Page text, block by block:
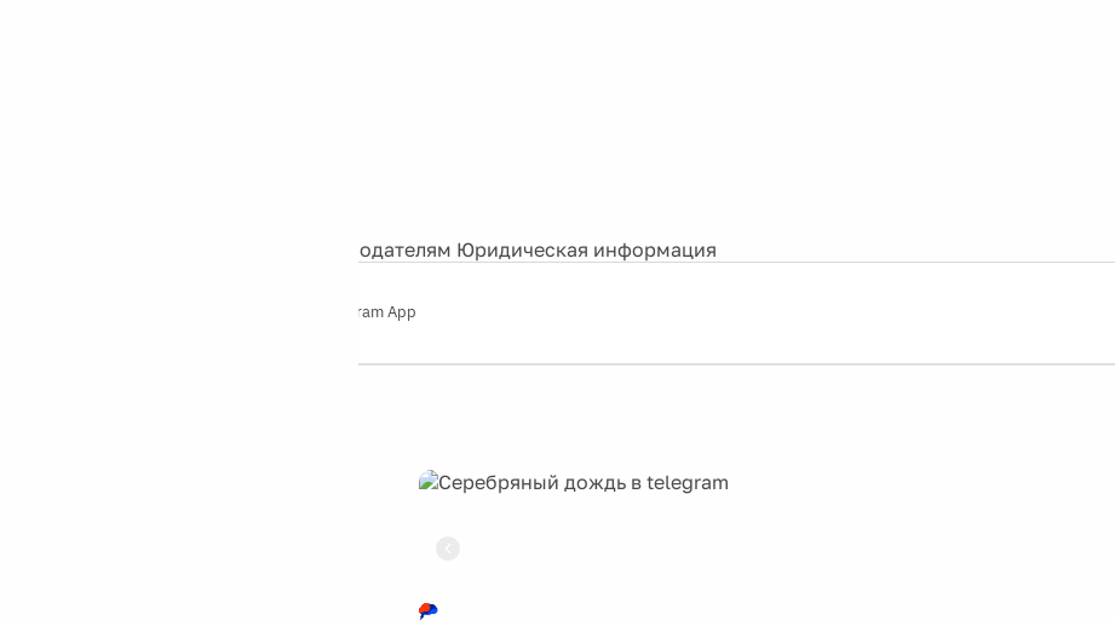
Рекламодателям Юридическая информация
Telegram App